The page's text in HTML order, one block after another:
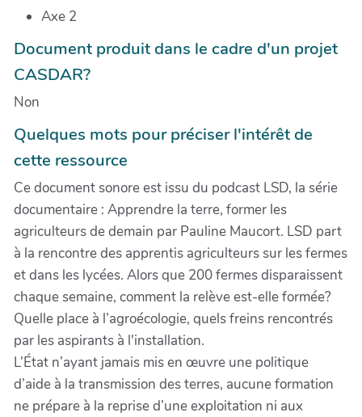
Axe 2
Document produit dans le cadre d'un projet
CASDAR?
Non
Quelques mots pour préciser l'intérêt de
cette ressource
Ce document sonore est issu du podcast LSD, la série
documentaire : Apprendre la terre, former les
agriculteurs de demain par Pauline Maucort. LSD part
à la rencontre des apprentis agriculteurs sur les fermes
et dans les lycées. Alors que 200 fermes disparaissent
chaque semaine, comment la relève est-elle formée?
Quelle place à l’agroécologie, quels freins rencontrés
par les aspirants à l'installation.
L’État n’ayant jamais mis en œuvre une politique
d’aide à la transmission des terres, aucune formation
ne prépare à la reprise d’une exploitation ni aux